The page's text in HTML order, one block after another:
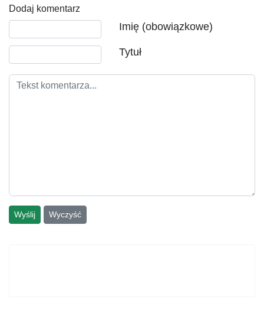
Dodaj komentarz
Imię (obowiązkowe)
Tytuł
Tekst komentarza
Wyślij Wyczyść